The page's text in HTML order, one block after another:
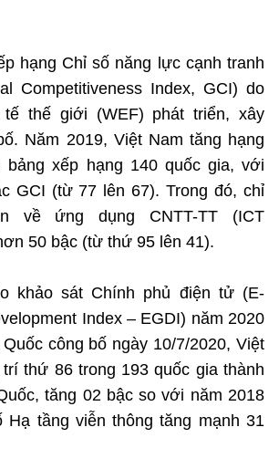
hạng Chỉ số năng lực cạnh tranh
Competitiveness Index, GCI) do
tế thế giới (WEF) phát triển, xây
Năm 2019, Việt Nam tăng hạng
bảng xếp hạng 140 quốc gia, với
GCI (từ 77 lên 67). Trong đó, chỉ
về ứng dụng CNTT-TT (ICT
50 bậc (từ thứ 95 lên 41).
khảo sát Chính phủ điện tử (E-
Index – EGDI) năm 2020
công bố ngày 10/7/2020, Việt
thứ 86 trong 193 quốc gia thành
tăng 02 bậc so với năm 2018
Hạ tầng viễn thông tăng mạnh 31